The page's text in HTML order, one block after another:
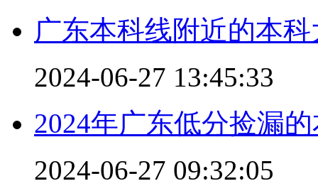
广东本科线附近的本
2024-06-27 13:45:33
2024年广东低分捡漏
2024-06-27 09:32:05